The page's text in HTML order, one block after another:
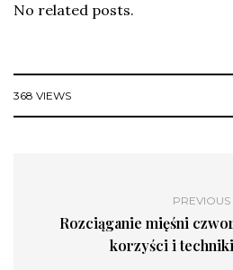
No related posts.
368 VIEWS
PREVIOUS
Rozciąganie mięśni
korzyści i